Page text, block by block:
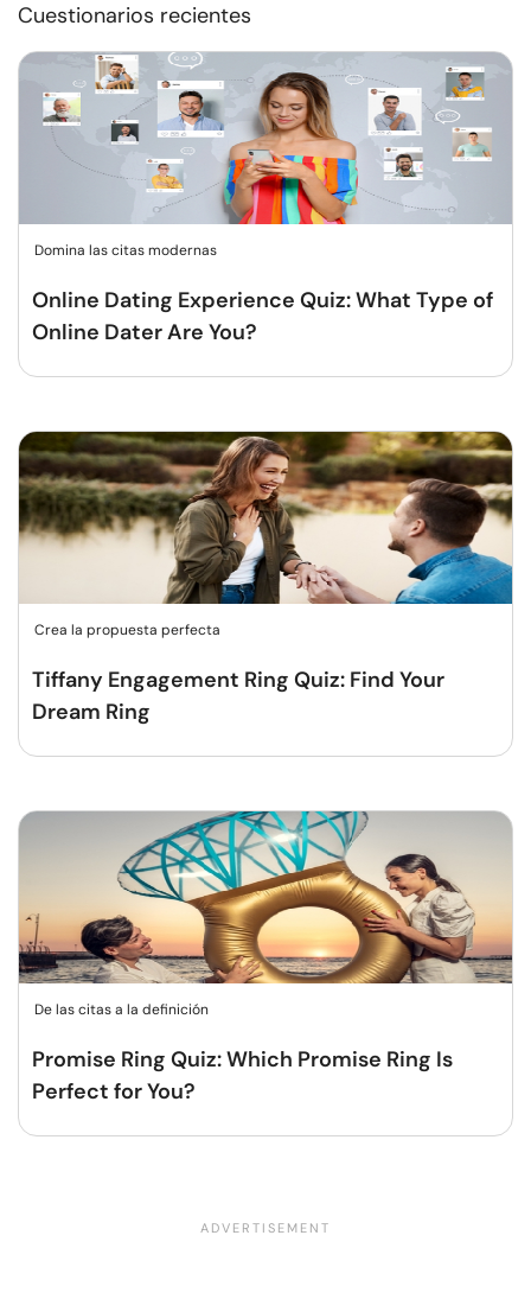
Cuestionarios recientes
Domina las citas modernas
Online Dating Experience Quiz: What Type of
Online Dater Are You?
Crea la propuesta perfecta
Tiffany Engagement Ring Quiz: Find Your
Dream Ring
De las citas a la definición
Promise Ring Quiz: Which Promise Ring Is
Perfect for You?